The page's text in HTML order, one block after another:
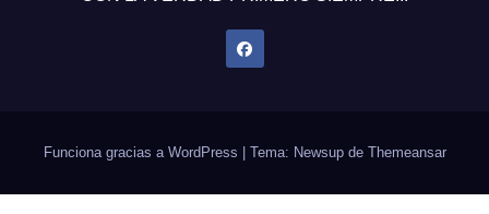
Funciona gracias a WordPress Tema: Newsup de Themeansar